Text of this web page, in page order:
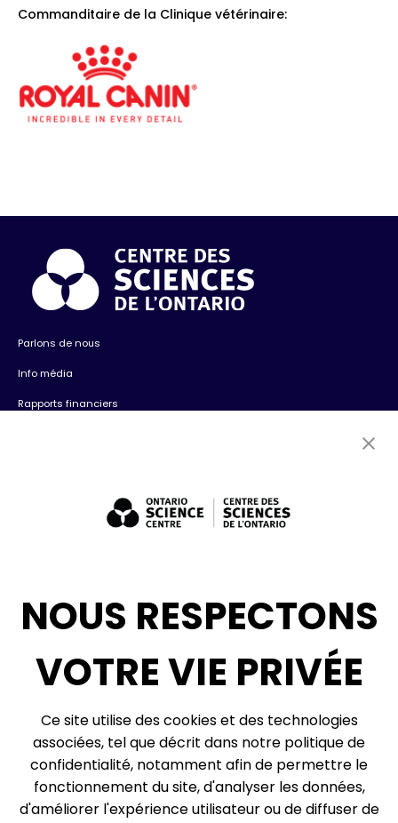
Commanditaire de la Clinique vétérinaire:
Parlons de nous
Info média
Rapports financiers
Expositions : ventes et location + consultation
Infolettre
© 2026, Centre des sciences de l’Ontario, un organisme du gouvernement de
l’Ontario. Tous droits réservés.
Plan du site
Préférences relatives aux témoins
NOUS RESPECTONS
VOTRE VIE PRIVÉE
Ce site utilise des cookies et des technologies
associées, tel que décrit dans notre politique de
confidentialité, notamment afin de permettre le
fonctionnement du site, d'analyser les données,
d'améliorer l'expérience utilisateur ou de diffuser de